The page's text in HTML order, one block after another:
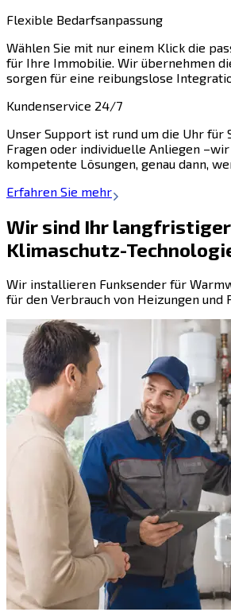
Flexible Bedarfsanpassung
Wählen Sie mit nur einem Klick die
für Ihre Immobilie. Wir übernehmen
sorgen für eine reibungslose
Kundenservice 24/7
Unser Support ist rund um die Uhr für
Fragen oder individuelle Anliegen
kompetente Lösungen, genau dann,
Erfahren Sie mehr
Wir sind Ihr
Klimaschutz-
Wir installieren Funksender für
für den Verbrauch von Heizungen und